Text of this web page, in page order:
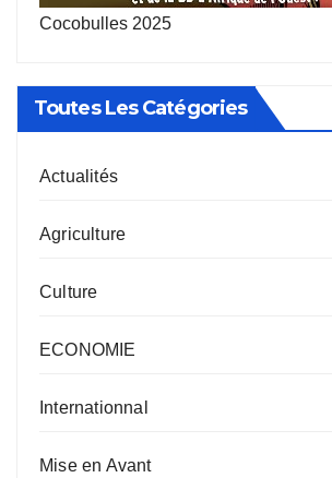
Cocobulles 2025
Toutes Les Catégories
Actualités
Agriculture
Culture
ECONOMIE
Internationnal
Mise en Avant